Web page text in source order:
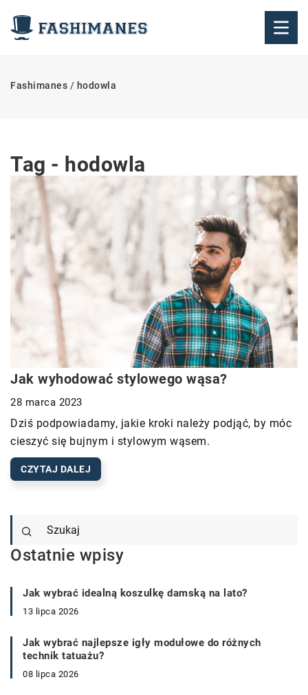
Fashimanes / hodowla
Tag - hodowla
Jak wyhodować stylowego wąsa?
28 marca 2023
Dziś podpowiadamy, jakie kroki należy podjąć, by móc
cieszyć się bujnym i stylowym wąsem.
CZYTAJ DALEJ
Ostatnie wpisy
Jak wybrać idealną koszulkę damską na lato?
13 lipca 2026
Jak wybrać najlepsze igły modułowe do różnych
technik tatuażu?
08 lipca 2026